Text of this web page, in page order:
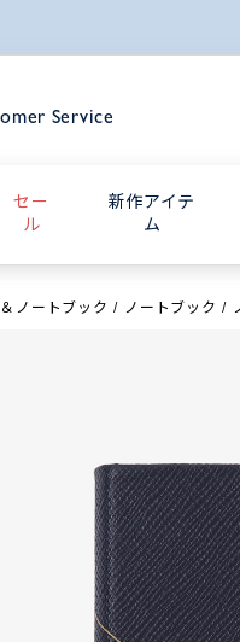
Service
セー
ル
新作アイテ
ム
ノートブック ノートブック